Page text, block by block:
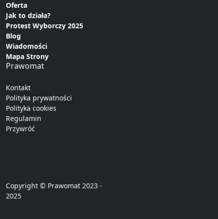
Oferta
Jak to działa?
Protest Wyborczy 2025
Blog
Wiadomości
Mapa Strony
Prawomat
Kontakt
Polityka prywatności
Polityka cookies
Regulamin
Przywróć
Copyright © Prawomat 2023 -
2025